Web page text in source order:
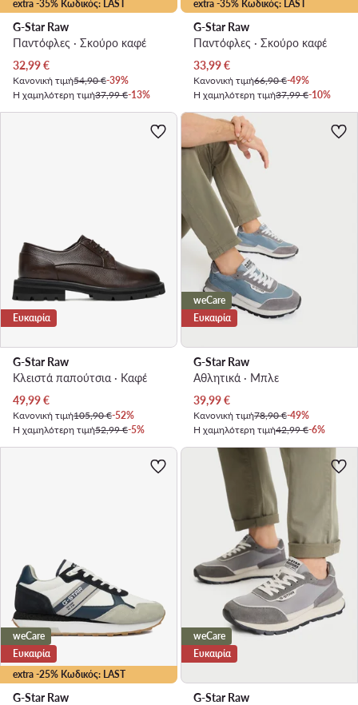
extra -35% Κωδικός: LAST
G-Star Raw
Παντόφλες · Σκούρο καφέ
Τρέχουσα τιμή
32,99€
Κανονική τιμή54,90 €-39%
Η χαμηλότερη τιμή37,99 €-13%
extra -35% Κωδικός: LAST
G-Star Raw
Παντόφλες · Σκούρο καφέ
Τρέχουσα τιμή
33,99€
Κανονική τιμή66,90 €-49%
Η χαμηλότερη τιμή37,99 €-10%
Ευκαιρία
G-Star Raw
Κλειστά παπούτσια · Καφέ
Τρέχουσα τιμή
49,99€
Κανονική τιμή105,90 €-52%
Η χαμηλότερη τιμή52,99 €-5%
weCare
Ευκαιρία
G-Star Raw
Αθλητικά · Μπλε
Τρέχουσα τιμή
39,99€
Κανονική τιμή78,90 €-49%
Η χαμηλότερη τιμή42,99 €-6%
extra -25% Κωδικός: LAST
weCare
Ευκαιρία
G-Star Raw
weCare
Ευκαιρία
G-Star Raw